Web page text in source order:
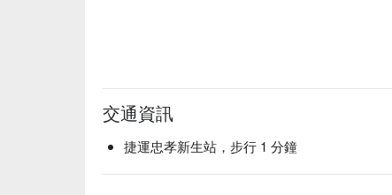
交通資訊
捷運忠孝新生站，步行 1 分鐘